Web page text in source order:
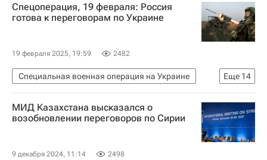
Спецоперация, 19 февраля: Россия
готова к переговорам по Украине
19 февраля 2025, 19:59 2482
Еще 14
Специальная военная операция на Украине
Россия
Украина США
Владимир Путин
Дональд Трамп
Алексей Лихачев
МИД Казахстана высказался о
возобновлении переговоров по Сирии
9 декабря 2024, 11:14 2498